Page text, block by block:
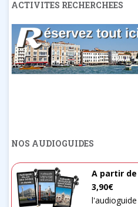
ACTIVITES RECHERCHEES
NOS AUDIOGUIDES
A partir de
3,90€